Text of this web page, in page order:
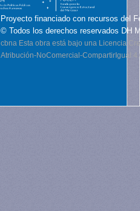
Proyecto financiado con recursos del
© Todos los derechos reservados DH
cbna Esta obra está bajo una Licencia
Atribución-NoComercial-CompartirIgual